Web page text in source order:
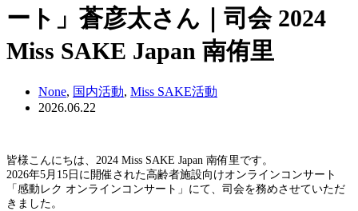
ート」蒼彦太さん｜司会 2024
Miss SAKE Japan 南侑里
None, 国内活動, Miss SAKE活動
2026.06.22
皆様こんにちは、2024 Miss SAKE Japan 南侑里です。
2026年5月15日に開催された高齢者施設向けオンラインコンサート
「感動レク オンラインコンサート」にて、司会を務めさせていただ
きました。